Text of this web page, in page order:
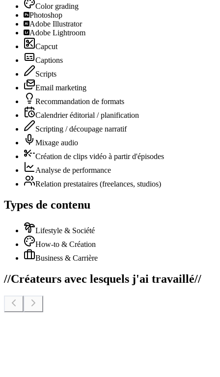
Color grading
Photoshop
Adobe Illustrator
Adobe Lightroom
Capcut
Captions
Scripts
Email marketing
Recommandation de formats
Calendrier éditorial / planification
Scripting / découpage narratif
Mixage audio
Création de clips vidéo à partir d'épisodes
Analyse de performance
Relation prestataires (freelances, studios)
Types de contenu
Lifestyle & Société
How-to & Création
Business & Carrière
//Créateurs avec lesquels j'ai travaillé//